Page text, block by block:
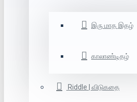
இரு மாத இதழ்
காலாண்டிதழ்
Riddle | விடுகதை